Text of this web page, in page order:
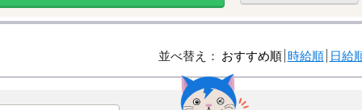
並べ替え： おすすめ順 時給順 日給